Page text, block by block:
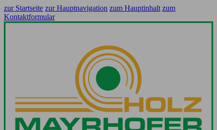
zur Startseite zur Hauptnavigation zum Hauptinhalt zum
Kontaktformular